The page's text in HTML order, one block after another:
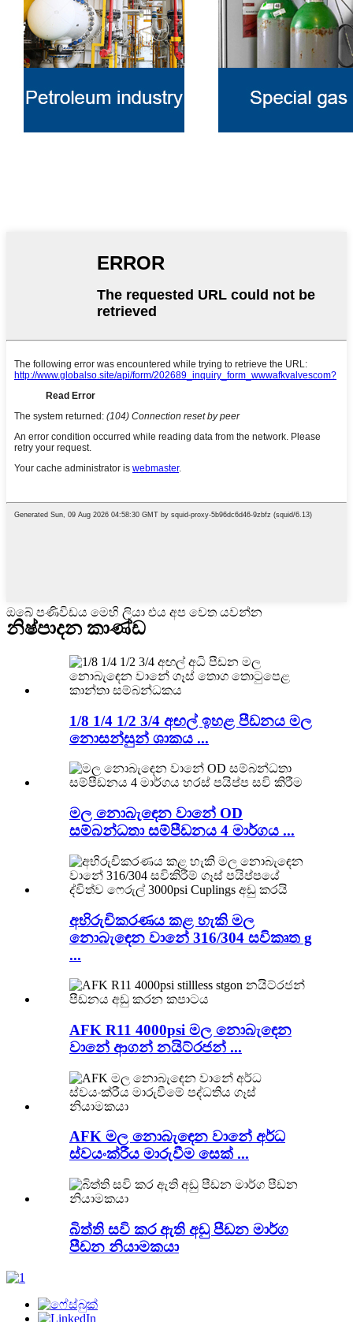
ඔබේ පණිවිඩය මෙහි ලියා එය අප වෙත යවන්න
නිෂ්පාදන කාණ්ඩ
1/8 1/4 1/2 3/4 අඟල් ඉහළ පීඩනය මල
නොසන්සුන් ශාකය ...
මල නොබැඳෙන වානේ OD
සම්බන්ධතා සම්පීඩනය 4 මාර්ගය ...
අභිරුචිකරණය කළ හැකි මල
නොබැඳෙන වානේ 316/304 සවිකෘත g
...
AFK R11 4000psi මල නොබැඳෙන
වානේ ආගන් නයිට්රජන් ...
AFK මල නොබැඳෙන වානේ අර්ධ
ස්වයංක්රීය මාරුවීම සෙක් ...
බිත්ති සවි කර ඇති අඩු පීඩන මාර්ග
පීඩන නියාමකයා